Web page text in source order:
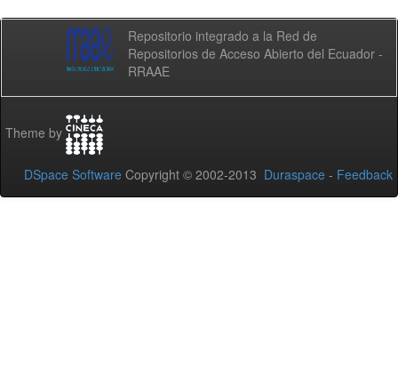
Repositorio integrado a la Red de
Repositorios de Acceso Abierto del Ecuador -
RRAAE
Theme by
DSpace Software Copyright © 2002-2013 Duraspace - Feedback